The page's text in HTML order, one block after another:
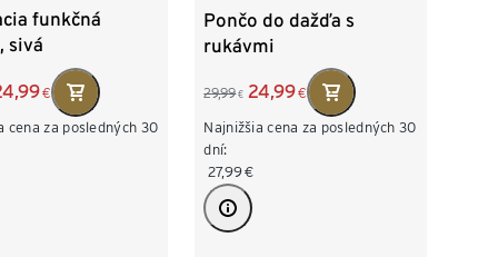
funkčná
sivá
€
cena za posledných 30
Pončo do dažďa s
rukávmi
29,99 € 24,99€
Najnižšia cena za posledných 30
dní:
27,99€